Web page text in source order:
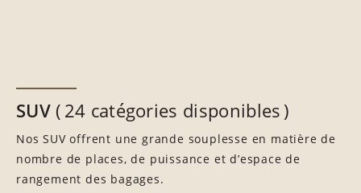
SUV 24 catégories disponibles
Nos SUV offrent une grande souplesse en matière de
nombre de places, de puissance et d’espace de
rangement des bagages.